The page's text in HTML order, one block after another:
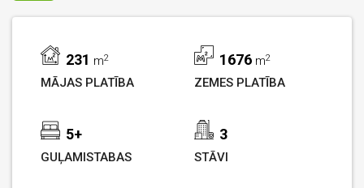
231 m2
MĀJAS PLATĪBA
1676 m2
ZEMES PLATĪBA
5+
GUĻAMISTABAS
3
STĀVI